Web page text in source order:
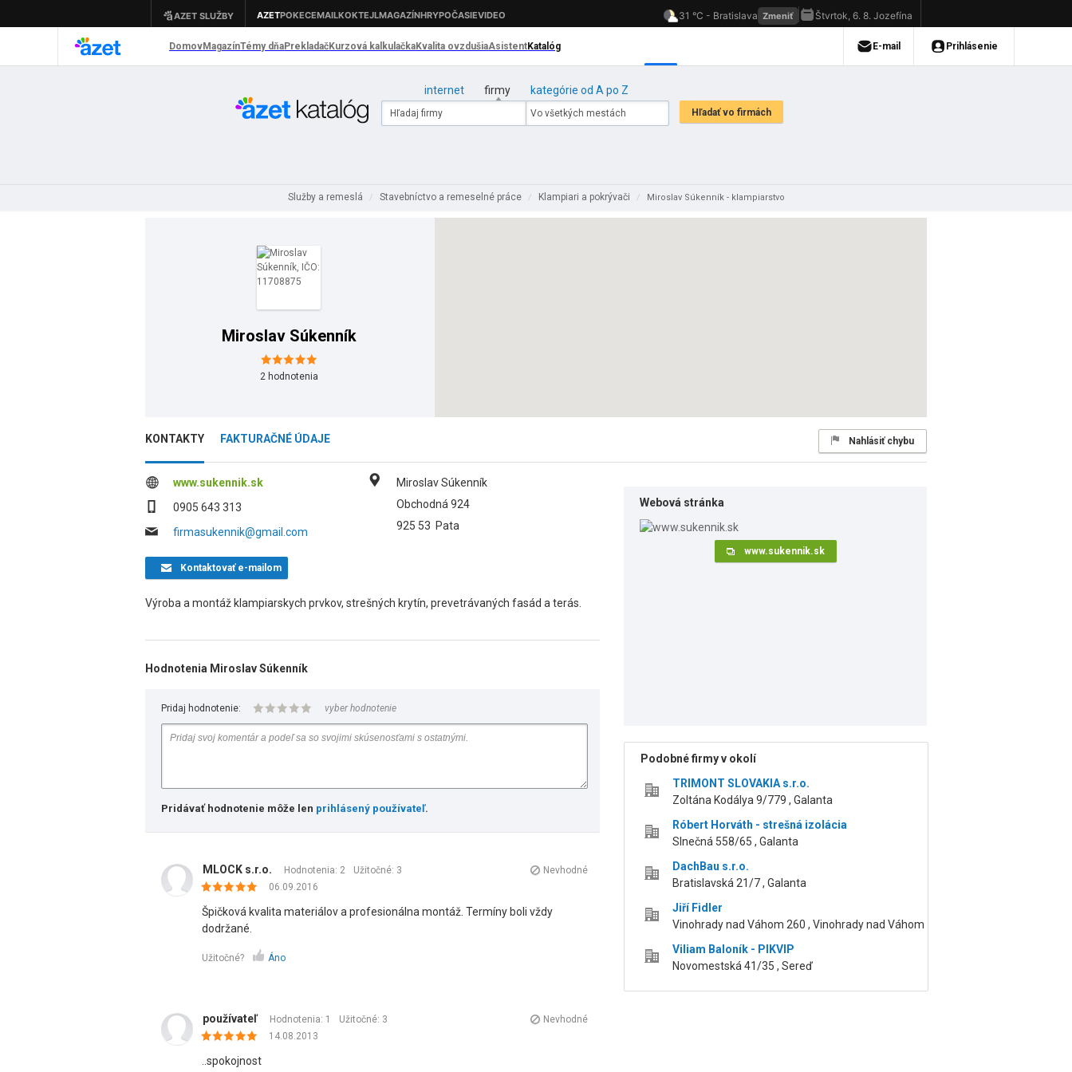
internet firmy kategórie od A po Z
Služby a remeslá / Stavebníctvo a remeselné práce / Klampiari a pokrývači / Miroslav Súkenník - klampiarstvo
Miroslav Súkenník
2hodnotenia
KONTAKTY FAKTURAČNÉ ÚDAJE Nahlásiť chybu
www.sukennik.sk
0905 643 313
firmasukennik@gmail.com
Miroslav Súkenník
Obchodná 924
925 53 Pata
Kontaktovaťe-mailom
Výroba a montáž klampiarskych prvkov, strešných krytín, prevetrávaných fasád a terás.
Hodnotenia Miroslav Súkenník
Pridaj hodnotenie: vyber hodnotenie
Pridávať hodnotenie môže len prihlásený používateľ.
MLOCK s.r.o. Hodnotenia: 2 Užitočné: 3
Nevhodné
06.09.2016
Špičková kvalita materiálov a profesionálna montáž. Termíny boli vždy
dodržané.
Užitočné? Áno
používateľ Hodnotenia: 1 Užitočné: 3
Nevhodné
14.08.2013
..spokojnost
Webová stránka
www.sukennik.sk
Podobné firmy v okolí
TRIMONT SLOVAKIA s.r.o.
Zoltána Kodálya 9/779 , Galanta
Róbert Horváth - strešná izolácia
Slnečná 558/65 , Galanta
DachBau s.r.o.
Bratislavská 21/7 , Galanta
Jiří Fidler
Vinohrady nad Váhom 260 , Vinohrady nad Váhom
Viliam Baloník - PIKVIP
Novomestská 41/35 , Sereď